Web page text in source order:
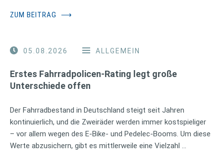
ZUM BEITRAG ⟶
05.08.2026 ALLGEMEIN
Erstes Fahrradpolicen-Rating legt große
Unterschiede offen
Der Fahrradbestand in Deutschland steigt seit Jahren
kontinuierlich, und die Zweiräder werden immer kostspieliger
– vor allem wegen des E-Bike- und Pedelec-Booms. Um diese
Werte abzusichern, gibt es mittlerweile eine Vielzahl …